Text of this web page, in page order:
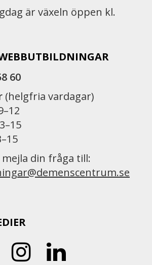
är växeln öppen kl.
60
(helgfria vardagar)
din fråga till: